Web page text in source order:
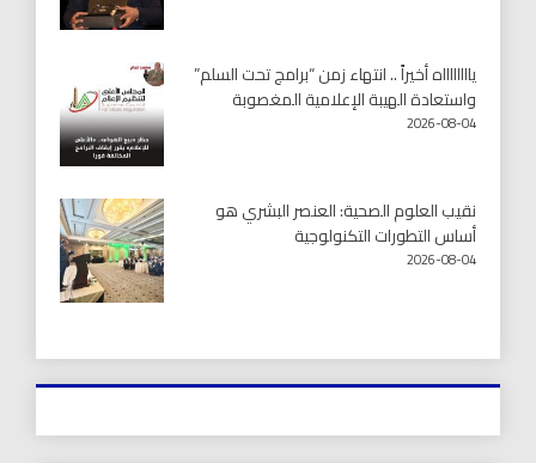
يااااااااه أخيراً .. انتهاء زمن “برامج تحت السلم”
واستعادة الهيبة الإعلامية المغصوبة
2026-08-04
نقيب العلوم الصحية: العنصر البشري هو
أساس التطورات التكنولوجية
2026-08-04